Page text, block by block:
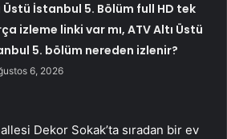
Üstü İstanbul 5. Bölüm full HD tek
izleme linki var mı, ATV Altı Üstü
5. bölüm nereden izlenir?
6, 2026
Dekor Sokak’ta sıradan bir ev